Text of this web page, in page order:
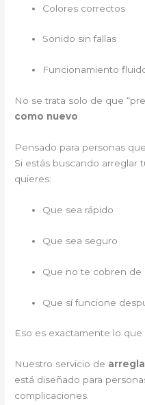
Colores correctos
Sonido sin fallas
Funcionamiento
No se trata solo de que
como nuevo
Pensado para personas
Si estás buscando arreglar
quieres:
Que sea rápido
Que sea seguro
Que no te cobren de
Que sí funcione
Eso es exactamente lo que
Nuestro servicio de
está diseñado para
complicaciones.